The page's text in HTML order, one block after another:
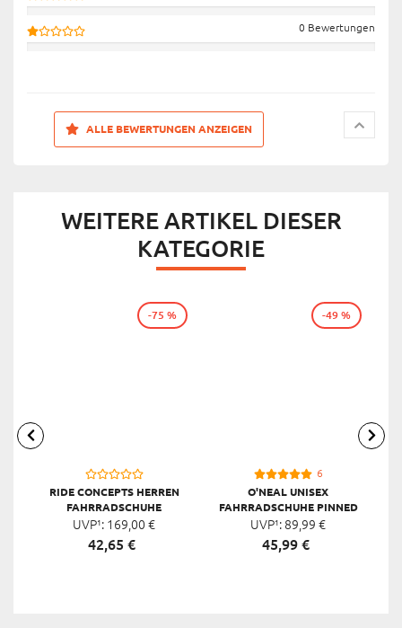
0 Bewertungen
ALLE BEWERTUNGEN ANZEIGEN
WEITERE ARTIKEL DIESER
KATEGORIE
RIDE CONCEPTS HERREN
FAHRRADSCHUHE
TRANSITION CLIPLESS
UVP¹: 169,00 €
42,65 €
-75 %
6
O'NEAL UNISEX
FAHRRADSCHUHE PINNED
FLAT PEDAL
UVP¹: 89,99 €
45,99€
-49 %